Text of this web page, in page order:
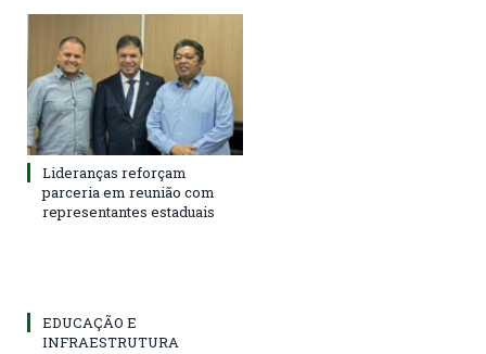
Lideranças reforçam
parceria em reunião com
representantes estaduais
EDUCAÇÃO E
INFRAESTRUTURA